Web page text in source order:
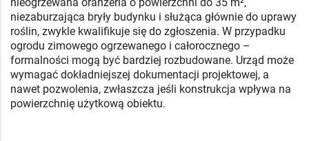
niezaburzająca bryły budynku i służąca głównie do uprawy
roślin, zwykle kwalifikuje się do zgłoszenia. W przypadku
ogrodu zimowego ogrzewanego i całorocznego –
formalności mogą być bardziej rozbudowane. Urząd może
wymagać dokładniejszej dokumentacji projektowej, a
nawet pozwolenia, zwłaszcza jeśli konstrukcja wpływa na
powierzchnię użytkową obiektu.